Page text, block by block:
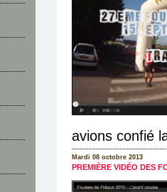
avions confié
Mardi 08 octobre 2013
PREMIÈRE VIDÉO DES